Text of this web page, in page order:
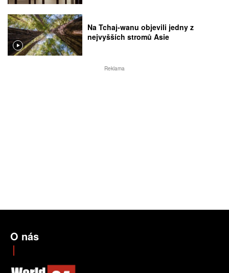
Na Tchaj-wanu objevili jedny z
nejvyšších stromů Asie
Reklama
O nás